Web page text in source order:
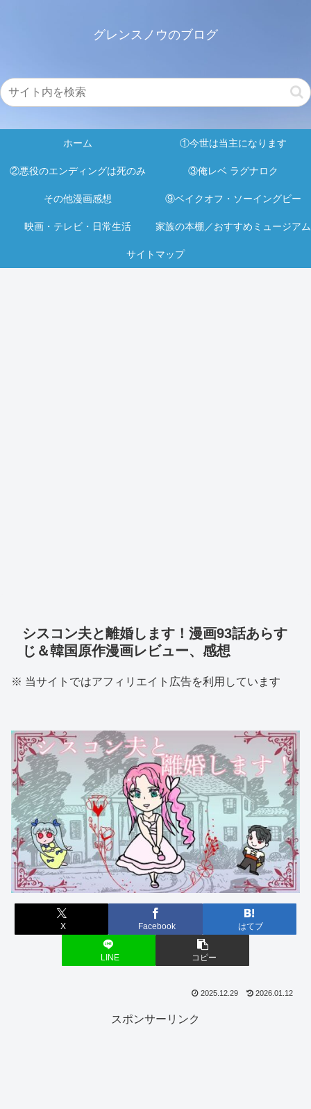
グレンスノウのブログ
ホーム ①今世は当主になります
②悪役のエンディングは死のみ ③俺レベ ラグナロク
その他漫画感想 ⑨ベイクオフ・ソーイングビー
映画・テレビ・日常生活 家族の本棚／おすすめミュージアム
サイトマップ
シスコン夫と離婚します！漫画93話あらす
じ＆韓国原作漫画レビュー、感想
※ 当サイトではアフィリエイト広告を利用しています
X Facebook はてブ
LINE コピー
2025.12.29 2026.01.12
スポンサーリンク